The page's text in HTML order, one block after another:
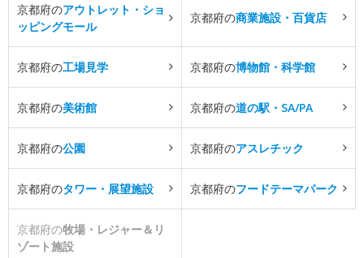
京都府のアウトレット・ショ
ッピングモール
京都府の商業施設・百貨店
京都府の工場見学 京都府の博物館・科学館
京都府の美術館 京都府の道の駅・SA/PA
京都府の公園 京都府のアスレチック
京都府のタワー・展望施設 京都府のフードテーマパーク
京都府の牧場・レジャー＆リ
ゾート施設